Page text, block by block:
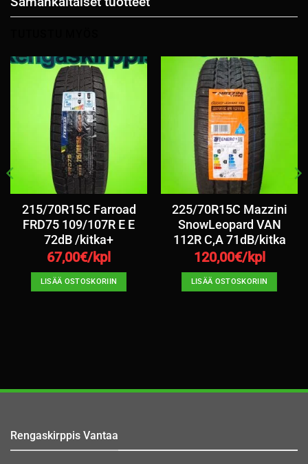
215/70R15C Farroad
FRD75 109/107R E E
72dB /kitka+
67,00€/kpl
LISÄÄ OSTOSKORIIN
225/70R15C Mazzini
SnowLeopard VAN
112R C,A 71dB/kitka
120,00€/kpl
LISÄÄ OSTOSKORIIN
Rengaskirppis Vantaa